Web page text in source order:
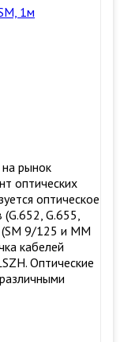
рынок
оптических
оптическое
G.655,
9/125 и MM
кабелей
Оптические